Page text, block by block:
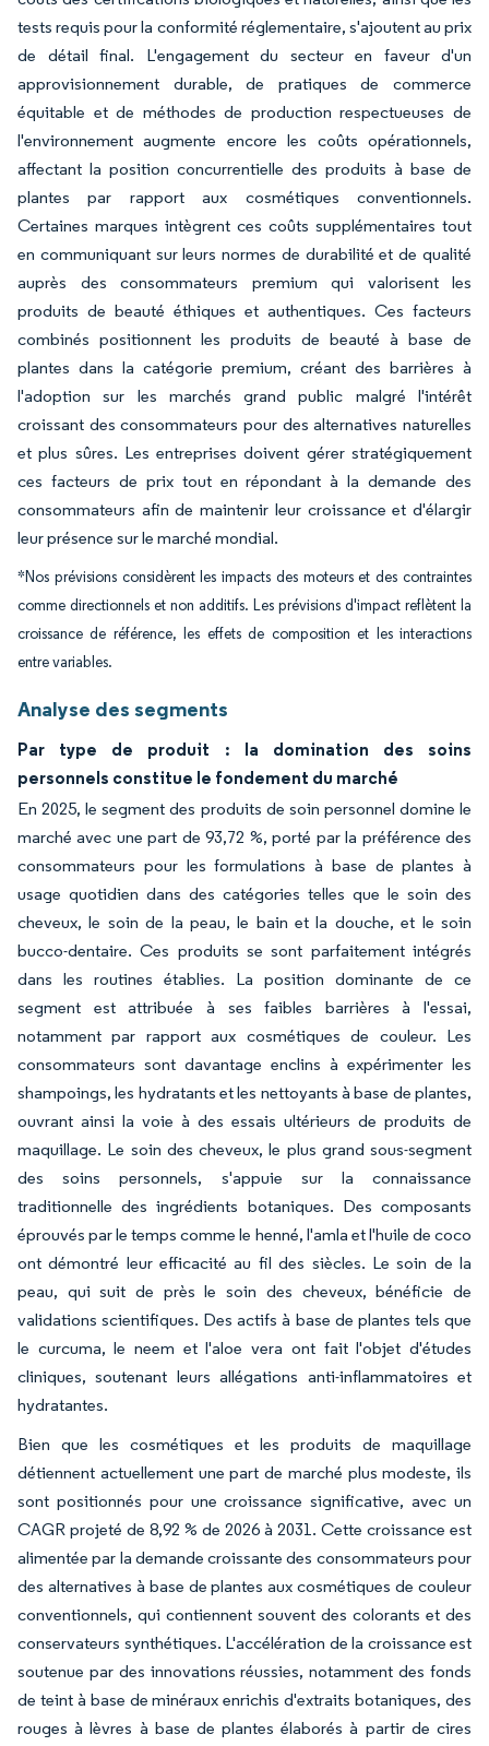
tests requis pour la conformité réglementaire, s'ajoutent au prix
de détail final. L'engagement du secteur en faveur d'un
approvisionnement durable, de pratiques de commerce
équitable et de méthodes de production respectueuses de
l'environnement augmente encore les coûts opérationnels,
affectant la position concurrentielle des produits à base de
plantes par rapport aux cosmétiques conventionnels.
Certaines marques intègrent ces coûts supplémentaires tout
en communiquant sur leurs normes de durabilité et de qualité
auprès des consommateurs premium qui valorisent les
produits de beauté éthiques et authentiques. Ces facteurs
combinés positionnent les produits de beauté à base de
plantes dans la catégorie premium, créant des barrières à
l'adoption sur les marchés grand public malgré l'intérêt
croissant des consommateurs pour des alternatives naturelles
et plus sûres. Les entreprises doivent gérer stratégiquement
ces facteurs de prix tout en répondant à la demande des
consommateurs afin de maintenir leur croissance et d'élargir
leur présence sur le marché mondial.
*Nos prévisions considèrent les impacts des moteurs et des contraintes
comme directionnels et non additifs. Les prévisions d'impact reflètent la
croissance de référence, les effets de composition et les interactions
entre variables.
Analyse des segments
Par type de produit : la domination des soins
personnels constitue le fondement du marché
En 2025, le segment des produits de soin personnel domine le
marché avec une part de 93,72 %, porté par la préférence des
consommateurs pour les formulations à base de plantes à
usage quotidien dans des catégories telles que le soin des
cheveux, le soin de la peau, le bain et la douche, et le soin
bucco-dentaire. Ces produits se sont parfaitement intégrés
dans les routines établies. La position dominante de ce
segment est attribuée à ses faibles barrières à l'essai,
notamment par rapport aux cosmétiques de couleur. Les
consommateurs sont davantage enclins à expérimenter les
shampoings, les hydratants et les nettoyants à base de plantes,
ouvrant ainsi la voie à des essais ultérieurs de produits de
maquillage. Le soin des cheveux, le plus grand sous-segment
des soins personnels, s'appuie sur la connaissance
traditionnelle des ingrédients botaniques. Des composants
éprouvés par le temps comme le henné, l'amla et l'huile de coco
ont démontré leur efficacité au fil des siècles. Le soin de la
peau, qui suit de près le soin des cheveux, bénéficie de
validations scientifiques. Des actifs à base de plantes tels que
le curcuma, le neem et l'aloe vera ont fait l'objet d'études
cliniques, soutenant leurs allégations anti-inflammatoires et
hydratantes.
Bien que les cosmétiques et les produits de maquillage
détiennent actuellement une part de marché plus modeste, ils
sont positionnés pour une croissance significative, avec un
CAGR projeté de 8,92 % de 2026 à 2031. Cette croissance est
alimentée par la demande croissante des consommateurs pour
des alternatives à base de plantes aux cosmétiques de couleur
conventionnels, qui contiennent souvent des colorants et des
conservateurs synthétiques. L'accélération de la croissance est
soutenue par des innovations réussies, notamment des fonds
de teint à base de minéraux enrichis d'extraits botaniques, des
rouges à lèvres à base de plantes élaborés à partir de cires